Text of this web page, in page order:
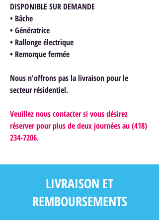
DISPONIBLE SUR DEMANDE
• Bâche
• Génératrice
• Rallonge électrique
• Remorque fermée
Nous n'offrons pas la livraison pour le
secteur résidentiel.
Veuillez nous contacter si vous désirez
réserver pour plus de deux journées au (418)
234-7206.
LIVRAISON ET
REMBOURSEMENTS